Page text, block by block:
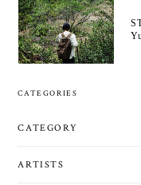
CATEGORIES
CATEGORY
ARTISTS